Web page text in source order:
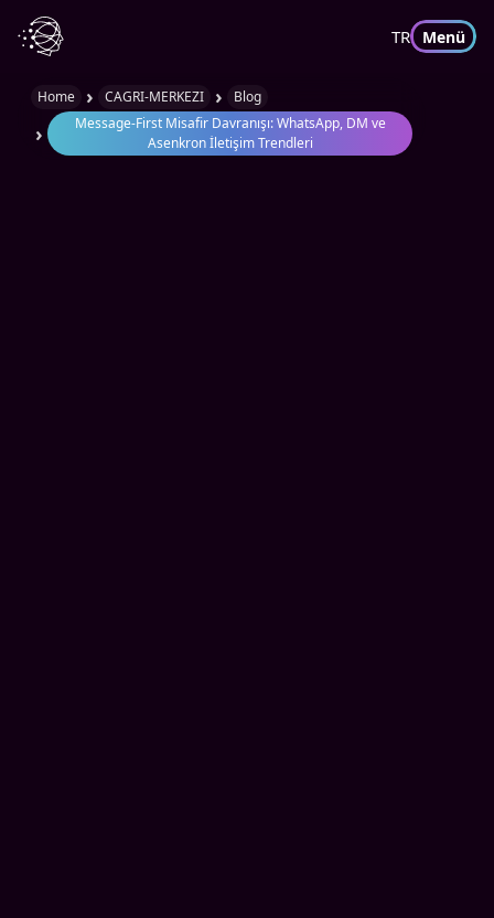
TR Menü
Home › CAGRI-MERKEZI › Blog
›
Message-First Misafir Davranışı: WhatsApp, DM ve
Asenkron İletişim Trendleri